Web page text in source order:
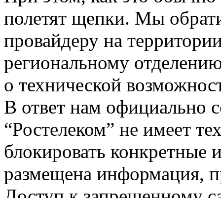
полетят щепки. Мы
провайдеру на
региональному
о технической
В ответ нам официально
“Ростелеком” не имеет
блокировать конкретные
размещена информация,